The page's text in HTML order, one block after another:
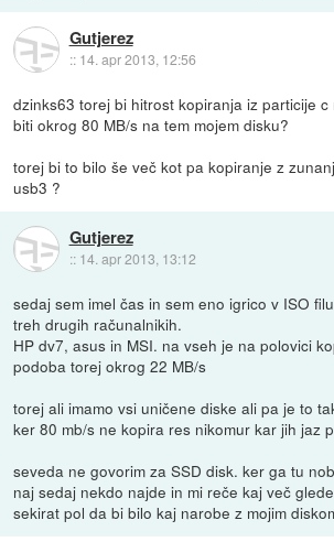
Gutjerez
:: 14. apr 2013, 12:56
dzinks63 torej bi hitrost kopiranja iz particije
biti okrog 80 MB/s na tem mojem disku?
torej bi to bilo še več kot pa kopiranje z
usb3 ?
Gutjerez
:: 14. apr 2013, 13:12
sedaj sem imel čas in sem eno igrico v ISO
treh drugih računalnikih.
HP dv7, asus in MSI. na vseh je na polovici
podoba torej okrog 22 MB/s
torej ali imamo vsi uničene diske ali pa je to
ker 80 mb/s ne kopira res nikomur kar jih jaz
seveda ne govorim za SSD disk. ker ga tu
naj sedaj nekdo najde in mi reče kaj več
sekirat pol da bi bilo kaj narobe z mojim